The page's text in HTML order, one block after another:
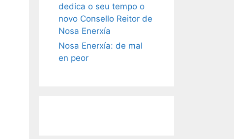
dedica o seu tempo o
novo Consello Reitor de
Nosa Enerxía
Nosa Enerxía: de mal
en peor